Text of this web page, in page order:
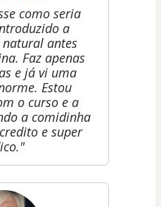
como seria
a
antes
Faz apenas
e já vi uma
Estou
o curso e a
a comidinha
e super